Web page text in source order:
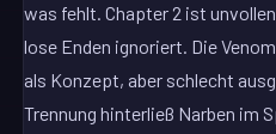
was fehlt. Chapter 2 ist
lose Enden ignoriert. Die
als Konzept, aber schlecht
Trennung hinterließ Narben im